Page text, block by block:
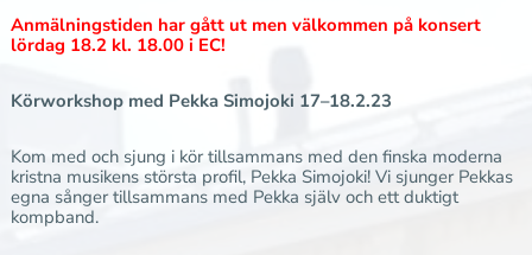
Anmälningstiden har gått ut men välkommen på konsert
lördag 18.2 kl. 18.00 i EC!
Körworkshop med Pekka Simojoki 17–18.2.23
Kom med och sjung i kör tillsammans med den finska moderna
kristna musikens största profil, Pekka Simojoki! Vi sjunger Pekkas
egna sånger tillsammans med Pekka själv och ett duktigt
kompband.